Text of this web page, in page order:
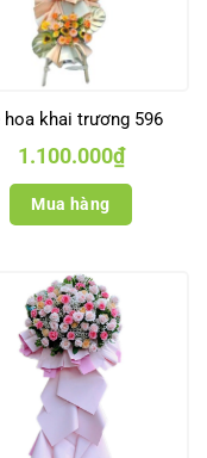
hoa khai trương 596
1.100.000₫
Mua hàng